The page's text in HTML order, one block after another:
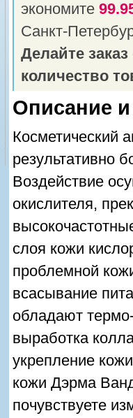
экономите
Санкт-
Делайте
количество
Описание
Косметический
результативно
Воздействие
окислителя,
слоя кожи
проблемной
всасывание
обладают
выработка
укрепление
кожи Дэрма
почувствуете